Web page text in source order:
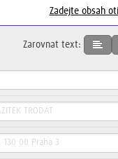
Zadejte obsah
Zarovnat text: